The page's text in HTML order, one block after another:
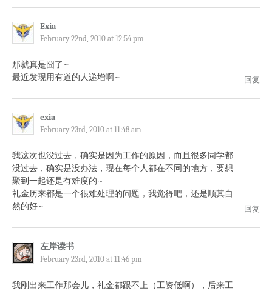
Exia
February 22nd, 2010 at 12:54 pm
那就真是囧了~
最近发现用有道的人递增啊~
回复
exia
February 23rd, 2010 at 11:48 am
我这次也没过去，确实是因为工作的原因，而且很多同学都
没过去，确实是没办法，现在每个人都在不同的地方，要想
聚到一起还是有难度的~
礼金历来都是一个很难处理的问题，我觉得吧，还是顺其自
然的好~
回复
左岸读书
February 23rd, 2010 at 11:46 pm
我刚出来工作那会儿，礼金都跟不上（工资低啊），后来工